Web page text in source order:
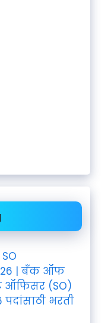
| बँक ऑफ
ऑफिसर (SO)
भरती